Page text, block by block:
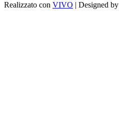
Realizzato con VIVO | Designed by